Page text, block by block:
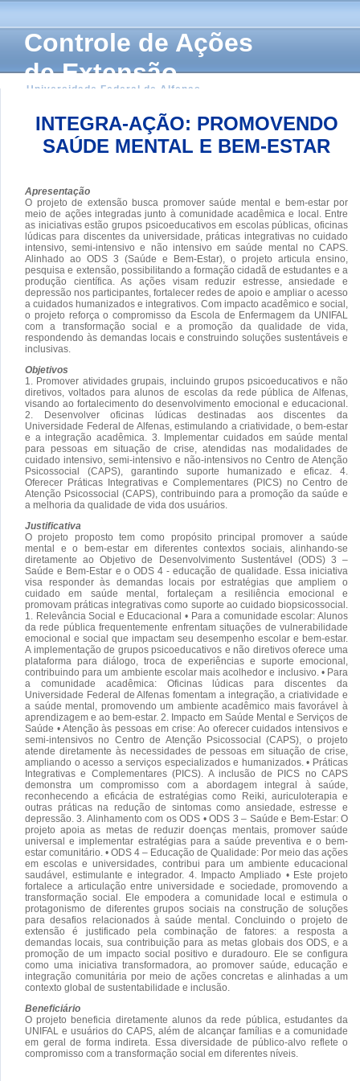
Controle de Ações
de Extensão
Universidade Federal de Alfenas
INTEGRA-AÇÃO: PROMOVENDO
SAÚDE MENTAL E BEM-ESTAR
Apresentação
O projeto de extensão busca promover saúde mental e bem-estar por
meio de ações integradas junto à comunidade acadêmica e local. Entre
as iniciativas estão grupos psicoeducativos em escolas públicas, oficinas
lúdicas para discentes da universidade, práticas integrativas no cuidado
intensivo, semi-intensivo e não intensivo em saúde mental no CAPS.
Alinhado ao ODS 3 (Saúde e Bem-Estar), o projeto articula ensino,
pesquisa e extensão, possibilitando a formação cidadã de estudantes e a
produção científica. As ações visam reduzir estresse, ansiedade e
depressão nos participantes, fortalecer redes de apoio e ampliar o acesso
a cuidados humanizados e integrativos. Com impacto acadêmico e social,
o projeto reforça o compromisso da Escola de Enfermagem da UNIFAL
com a transformação social e a promoção da qualidade de vida,
respondendo às demandas locais e construindo soluções sustentáveis e
inclusivas.
Objetivos
1. Promover atividades grupais, incluindo grupos psicoeducativos e não
diretivos, voltados para alunos de escolas da rede pública de Alfenas,
visando ao fortalecimento do desenvolvimento emocional e educacional.
2. Desenvolver oficinas lúdicas destinadas aos discentes da
Universidade Federal de Alfenas, estimulando a criatividade, o bem-estar
e a integração acadêmica. 3. Implementar cuidados em saúde mental
para pessoas em situação de crise, atendidas nas modalidades de
cuidado intensivo, semi-intensivo e não-intensivos no Centro de Atenção
Psicossocial (CAPS), garantindo suporte humanizado e eficaz. 4.
Oferecer Práticas Integrativas e Complementares (PICS) no Centro de
Atenção Psicossocial (CAPS), contribuindo para a promoção da saúde e
a melhoria da qualidade de vida dos usuários.
Justificativa
O projeto proposto tem como propósito principal promover a saúde
mental e o bem-estar em diferentes contextos sociais, alinhando-se
diretamente ao Objetivo de Desenvolvimento Sustentável (ODS) 3 –
Saúde e Bem-Estar e o ODS 4 - educação de qualidade. Essa iniciativa
visa responder às demandas locais por estratégias que ampliem o
cuidado em saúde mental, fortaleçam a resiliência emocional e
promovam práticas integrativas como suporte ao cuidado biopsicossocial.
1. Relevância Social e Educacional • Para a comunidade escolar: Alunos
da rede pública frequentemente enfrentam situações de vulnerabilidade
emocional e social que impactam seu desempenho escolar e bem-estar.
A implementação de grupos psicoeducativos e não diretivos oferece uma
plataforma para diálogo, troca de experiências e suporte emocional,
contribuindo para um ambiente escolar mais acolhedor e inclusivo. • Para
a comunidade acadêmica: Oficinas lúdicas para discentes da
Universidade Federal de Alfenas fomentam a integração, a criatividade e
a saúde mental, promovendo um ambiente acadêmico mais favorável à
aprendizagem e ao bem-estar. 2. Impacto em Saúde Mental e Serviços de
Saúde • Atenção às pessoas em crise: Ao oferecer cuidados intensivos e
semi-intensivos no Centro de Atenção Psicossocial (CAPS), o projeto
atende diretamente às necessidades de pessoas em situação de crise,
ampliando o acesso a serviços especializados e humanizados. • Práticas
Integrativas e Complementares (PICS). A inclusão de PICS no CAPS
demonstra um compromisso com a abordagem integral à saúde,
reconhecendo a eficácia de estratégias como Reiki, auriculoterapia e
outras práticas na redução de sintomas como ansiedade, estresse e
depressão. 3. Alinhamento com os ODS • ODS 3 – Saúde e Bem-Estar: O
projeto apoia as metas de reduzir doenças mentais, promover saúde
universal e implementar estratégias para a saúde preventiva e o bem-
estar comunitário. • ODS 4 – Educação de Qualidade: Por meio das ações
em escolas e universidades, contribui para um ambiente educacional
saudável, estimulante e integrador. 4. Impacto Ampliado • Este projeto
fortalece a articulação entre universidade e sociedade, promovendo a
transformação social. Ele empodera a comunidade local e estimula o
protagonismo de diferentes grupos sociais na construção de soluções
para desafios relacionados à saúde mental. Concluindo o projeto de
extensão é justificado pela combinação de fatores: a resposta a
demandas locais, sua contribuição para as metas globais dos ODS, e a
promoção de um impacto social positivo e duradouro. Ele se configura
como uma iniciativa transformadora, ao promover saúde, educação e
integração comunitária por meio de ações concretas e alinhadas a um
contexto global de sustentabilidade e inclusão.
Beneficiário
O projeto beneficia diretamente alunos da rede pública, estudantes da
UNIFAL e usuários do CAPS, além de alcançar famílias e a comunidade
em geral de forma indireta. Essa diversidade de público-alvo reflete o
compromisso com a transformação social em diferentes níveis.